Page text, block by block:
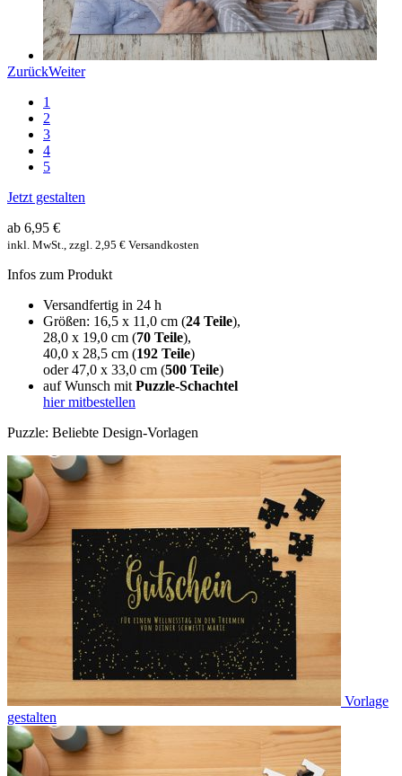
ZurückWeiter
1
2
3
4
5
Jetzt gestalten
ab 6,95 €
inkl. MwSt., zzgl. 2,95 € Versandkosten
Infos zum Produkt
Versandfertig in 24 h
Größen: 16,5 x 11,0 cm (24 Teile),
28,0 x 19,0 cm (70 Teile),
40,0 x 28,5 cm (192 Teile)
oder 47,0 x 33,0 cm (500 Teile)
auf Wunsch mit Puzzle-Schachtel
hier mitbestellen
Puzzle: Beliebte Design-Vorlagen
Vorlage
gestalten